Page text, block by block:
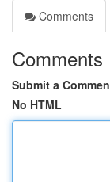
Comments
Comments
Submit a
No HTML